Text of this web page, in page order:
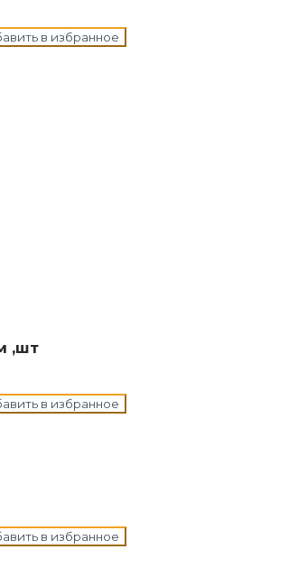
в избранное
,шт
в избранное
в избранное